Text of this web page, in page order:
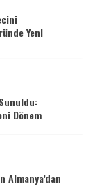
Yeni
Dönem
Almanya’dan